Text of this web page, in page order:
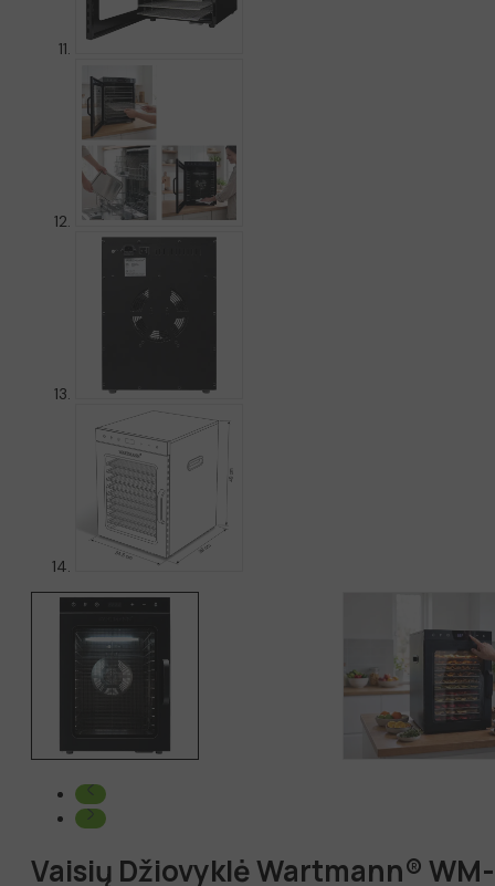
Vaisių Džiovyklė Wartmann®